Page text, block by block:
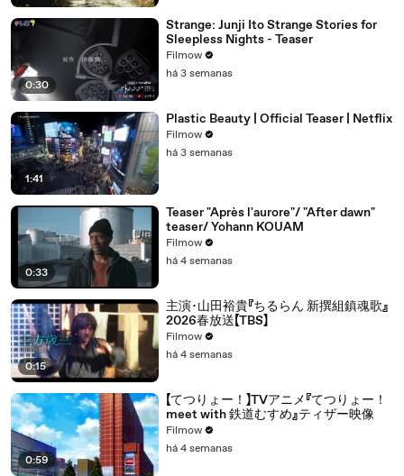
0:30
Strange: Junji Ito Strange Stories for
Sleepless Nights - Teaser
Filmow
há 3 semanas
1:41
Plastic Beauty | Official Teaser | Netflix
Filmow
há 3 semanas
0:33
Teaser "Après l'aurore"/ "After dawn"
teaser/ Yohann KOUAM
Filmow
há 4 semanas
0:15
主演･山田裕貴『ちるらん 新撰組鎮魂歌』
2026春放送【TBS】
Filmow
há 4 semanas
0:59
【てつりょー！】TVアニメ『てつりょー！
meet with 鉄道むすめ』ティザー映像
Filmow
há 4 semanas